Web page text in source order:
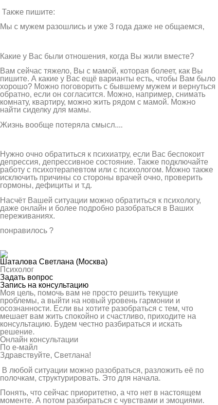
Также пишите:
Мы с мужем разошлись и уже 3 года даже не общаемся,
Какие у Вас были отношения, когда Вы жили вместе?
Вам сейчас тяжело, Вы с мамой, которая болеет, как Вы
пишите. А какие у Вас ещё варианты есть, чтобы Вам было
хорошо? Можно поговорить с бывшему мужем и вернуться
обратно, если он согласится. Можно, например, снимать
комнату, квартиру, можно жить рядом с мамой. Можно
найти сиделку для мамы.
Жизнь вообще потеряла смысл....
Нужно очно обратиться к психиатру, если Вас беспокоит
депрессия, депрессивное состояние. Также подключайте
работу с психотерапевтом или с психологом. Можно также
исключить причины со стороны врачей очно, проверить
гормоны, дефициты и т.д.
Насчёт Вашей ситуации можно обратиться к психологу,
даже онлайн и более подробно разобраться в Ваших
переживаниях.
понравилось ?
Шаталова Светлана (Москва)
Психолог
Задать вопрос
Запись на консультацию
Моя цель, помочь вам не просто решить текущие
проблемы, а выйти на новый уровень гармонии и
осознанности. Если вы хотите разобраться с тем, что
мешает вам жить спокойно и счастливо, приходите на
консультацию. Будем честно разбираться и искать
решение.
Онлайн консультации
По е-майл
Здравствуйте, Светлана!
В любой ситуации можно разобраться, разложить её по
полочкам, структурировать. Это для начала.
Понять, что сейчас приоритетно, а что нет в настоящем
моменте. А потом разбираться с чувствами и эмоциями.